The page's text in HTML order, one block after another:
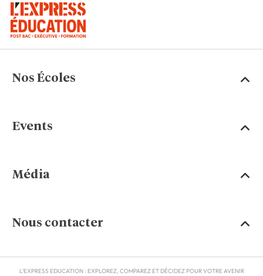
Nos Écoles
Events
Média
Nous contacter
L'EXPRESS EDUCATION : EXPLOREZ, COMPAREZ ET DÉCIDEZ POUR VOTRE AVENIR